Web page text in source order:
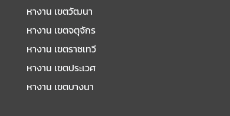
หางาน เขตวัฒนา
หางาน เขตจตุจักร
หางาน เขตราชเทวี
หางาน เขตประเวศ
หางาน เขตบางนา